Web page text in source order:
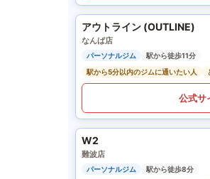
アウトライン (OUTLINE)
なんば店
パーソナルジム
駅から徒歩11分
駅から5分以内のジムに通いたい人
公式サ
W2
難波店
パーソナルジム
駅から徒歩8分